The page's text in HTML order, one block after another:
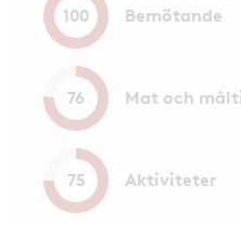
100 Bemötande
76 Mat och
75 Aktiviteter